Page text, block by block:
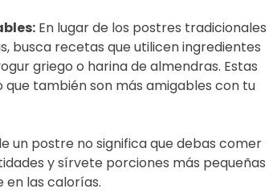
En lugar de los postres tradicionales
busca recetas que utilicen ingredientes
griego o harina de almendras. Estas
que también son más amigables con tu
un postre no significa que debas comer
y sírvete porciones más pequeñas
las calorías.